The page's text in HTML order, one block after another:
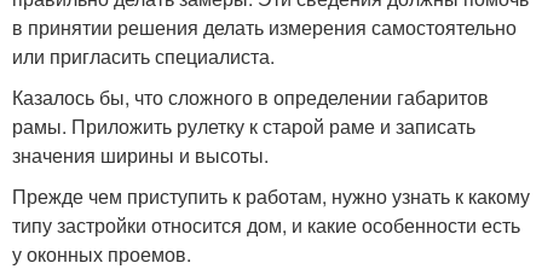
в принятии решения делать измерения самостоятельно
или пригласить специалиста.
Казалось бы, что сложного в определении габаритов
рамы. Приложить рулетку к старой раме и записать
значения ширины и высоты.
Прежде чем приступить к работам, нужно узнать к какому
типу застройки относится дом, и какие особенности есть
у оконных проемов.